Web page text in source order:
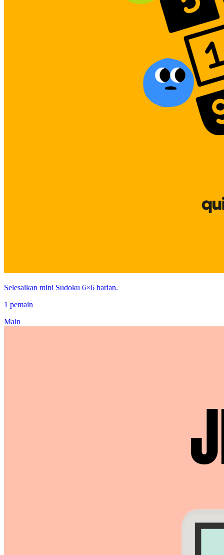
Selesaikan mini Sudoku 6×6 harian.
1 pemain
Main